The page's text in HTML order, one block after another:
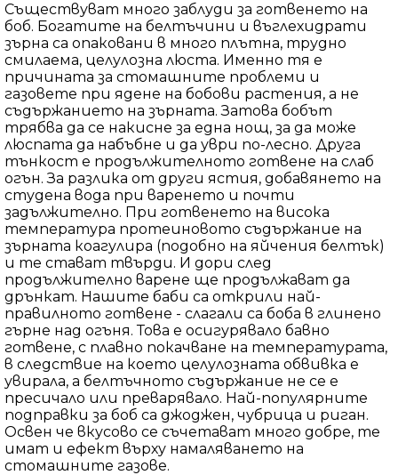
Съществуват много заблуди за готвенето на
боб. Богатите на белтъчини и въглехидрати
зърна са опаковани в много плътна, трудно
смилаема, целулозна люста. Именно тя е
причината за стомашните проблеми и
газовете при ядене на бобови растения, а не
съдържанието на зърната. Затова бобът
трябва да се накисне за една нощ, за да може
люспата да набъбне и да уври по-лесно. Друга
тънкост е продължителното готвене на слаб
огън. За разлика от други ястия, добавянето на
студена вода при варенето и почти
задължително. При готвенето на висока
температура протеиновото съдържание на
зърната коагулира (подобно на яйчения белтък)
и те стават твърди. И дори след
продължително варене ще продължават да
дрънкат. Нашите баби са открили най-
правилното готвене - слагали са боба в глинено
гърне над огъня. Това е осигурявало бавно
готвене, с плавно покачване на температурата,
в следствие на което целулозната обвивка е
увирала, а белтъчното съдържание не се е
пресичало или преварявало. Най-популярните
подправки за боб са джоджен, чубрица и риган.
Освен че вкусово се съчетават много добре, те
имат и ефект върху намаляването на
стомашните газове.